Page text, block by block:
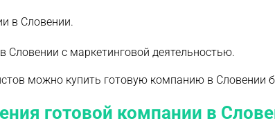
в Словении.
Словении с маркетинговой деятельностью.
можно купить готовую компанию в Словении
готовой компании в